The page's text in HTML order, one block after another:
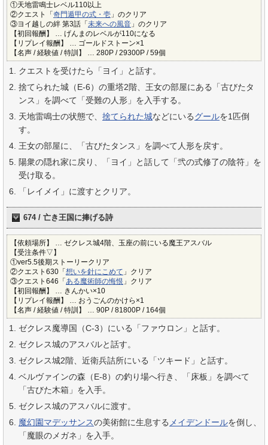
①天地雷鳴士レベル110以上
②クエスト「 奇門遁甲の式・壱 」のクリア
③ヨイ越しの絆 第3話「 未来への風音 」のクリア
【初回報酬】 … げんまのレベルが110になる
【リプレイ報酬】 … ゴールドストーン×1
【名声 / 経験値 / 特訓】 … 280P / 29300P / 59個
クエストを受けたら「ヨイ」と話す。
捨てられた城（E-6）の重塔2階、王女の部屋にある「古びたタ
ンス」を調べて「受難の人形」を入手する。
天地雷鳴士の状態で、 捨てられた城などにいるグールを1匹倒
す。
王女の部屋に、「古びたタンス」を調べて人形を戻す。
陽衆の隠れ家に戻り、「ヨイ」と話して「弐の式修了の陰符」を
受け取る。
「レイメイ」に渡すとクリア。
674 / 亡き王国に捧げる詩
【依頼場所】 … ゼクレス城4階、玉座の前にいる魔王アスバル
【受注条件▽】
①ver5.5後期ストーリークリア
②クエスト630「 想いを針にこめて 」クリア
③クエスト646「 ある魔術師の悔恨 」クリア
【初回報酬】 … きんかい×10
【リプレイ報酬】 … おうごんのかけら×1
【名声 / 経験値 / 特訓】 … 90P / 81800P / 164個
ゼクレス魔導国（C-3）にいる「ファウロン」と話す。
ゼクレス城のアスバルと話す。
ゼクレス城2階、近衛兵詰所にいる「ツキード」と話す。
ベルヴァインの森（E-8）の釣り場へ行き、「床板」を調べて
「古びた木箱」を入手。
ゼクレス城のアスバルに渡す。
魔幻園マデッサンスの美術館に生息する メイデンドールを倒し、
「魔眼のメガネ」を入手。